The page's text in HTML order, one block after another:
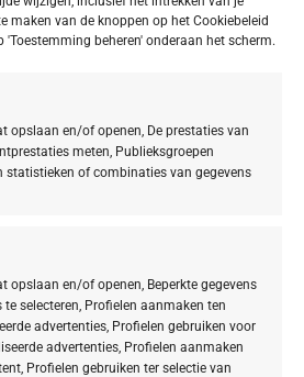
maken van de knoppen op het Cookiebeleid
beheren' onderaan het scherm.
opslaan en/of openen, De prestaties van
meten, Publieksgroepen
statistieken of combinaties van gegevens
opslaan en/of openen, Beperkte gegevens
selecteren, Profielen aanmaken ten
advertenties, Profielen gebruiken voor
advertenties, Profielen aanmaken
Profielen gebruiken ter selectie van
oneffenheden? De DOCTOR
oplossing die de weerstand
en zorgt voor een
en soepele huid.
vederlichte emulsie bevat een hoog
AMINO ACID LIPID COMPLEX. Dit
de natuurlijke veerkracht van de opperhuid
zichtbaar evenwichtiger, soepeler en